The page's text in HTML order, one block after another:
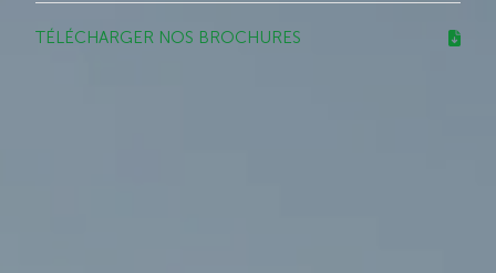
TÉLÉCHARGER NOS BROCHURES